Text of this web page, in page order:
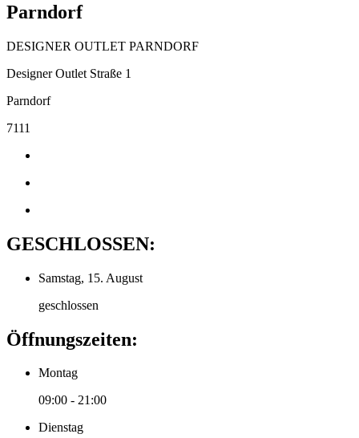
Parndorf
DESIGNER OUTLET PARNDORF
Designer Outlet Straße 1
Parndorf
7111
GESCHLOSSEN:
Samstag, 15. August
geschlossen
Öffnungszeiten:
Montag
09:00 - 21:00
Dienstag